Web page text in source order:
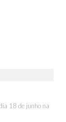
18 de junho na